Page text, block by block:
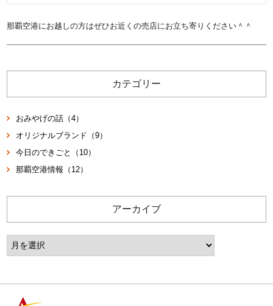
那覇空港にお越しの方はぜひお近くの売店にお立ち寄りください＾＾
カテゴリー
おみやげの話（4）
オリジナルブランド（9）
今日のできごと（10）
那覇空港情報（12）
アーカイブ